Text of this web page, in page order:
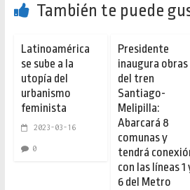
También te puede
Latinoamérica
se sube a la
utopía del
urbanismo
feminista
2023-03-16
0
Presidente
inaugura obras
del tren
Santiago-
Melipilla:
Abarcará 8
comunas y
tendrá
con las líneas 1
6 del Metro